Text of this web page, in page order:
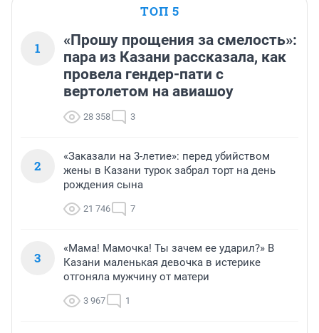
ТОП 5
1
«Прошу прощения за смелость»:
пара из Казани рассказала, как
провела гендер-пати с
вертолетом на авиашоу
28 358 3
2
«Заказали на 3-летие»: перед убийством
жены в Казани турок забрал торт на день
рождения сына
21 746 7
3
«Мама! Мамочка! Ты зачем ее ударил?» В
Казани маленькая девочка в истерике
отгоняла мужчину от матери
3 967 1